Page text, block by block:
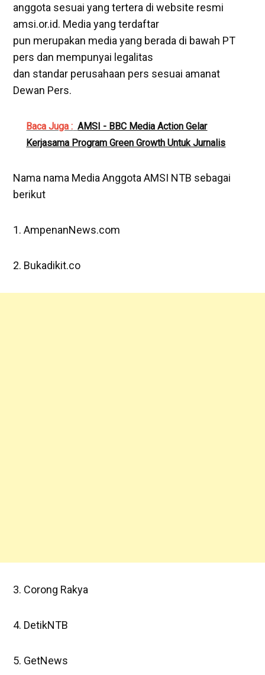
anggota sesuai yang tertera di website resmi
amsi.or.id. Media yang terdaftar
pun merupakan media yang berada di bawah PT
pers dan mempunyai legalitas
dan standar perusahaan pers sesuai amanat
Dewan Pers.
Baca Juga : AMSI - BBC Media Action Gelar
Kerjasama Program Green Growth Untuk Jurnalis
Nama nama Media Anggota AMSI NTB sebagai
berikut
1. AmpenanNews.com
2. Bukadikit.co
3. Corong Rakya
4. DetikNTB
5. GetNews